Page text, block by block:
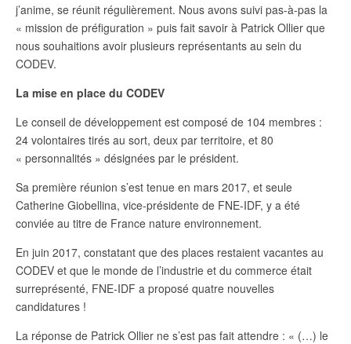
j’anime, se réunit régulièrement. Nous avons suivi pas-à-pas la
« mission de préfiguration » puis fait savoir à Patrick Ollier que
nous souhaitions avoir plusieurs représentants au sein du
CODEV.
La mise en place du CODEV
Le conseil de développement est composé de 104 membres :
24 volontaires tirés au sort, deux par territoire, et 80
« personnalités » désignées par le président.
Sa première réunion s’est tenue en mars 2017, et seule
Catherine Giobellina, vice-présidente de FNE-IDF, y a été
conviée au titre de France nature environnement.
En juin 2017, constatant que des places restaient vacantes au
CODEV et que le monde de l’industrie et du commerce était
surreprésenté, FNE-IDF a proposé quatre nouvelles
candidatures !
La réponse de Patrick Ollier ne s’est pas fait attendre : « (…) le